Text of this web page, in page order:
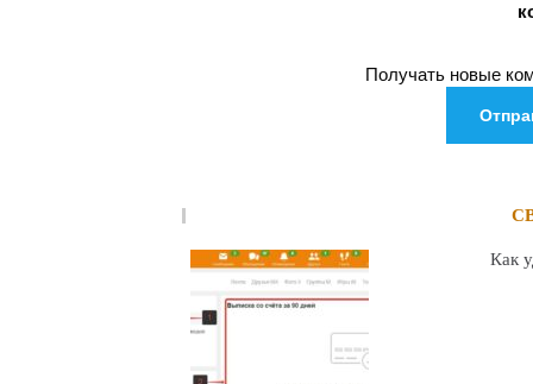
Получать новые
Как